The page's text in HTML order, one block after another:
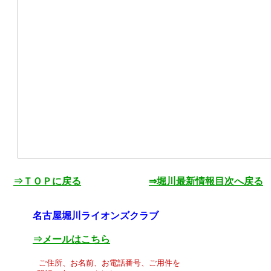
⇒ＴＯＰに戻る ⇒堀川最新情報目次へ戻る
名古屋堀川ライオンズクラブ
⇒メールはこちら
ご住所、お名前、お電話番号、ご用件を